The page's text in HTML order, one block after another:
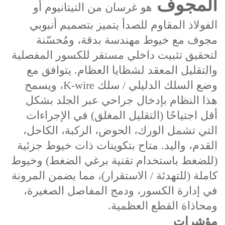
المجوف هو غرسان من التيتانيوم أو
الفولاذ المقاوم للصدأ يتميز بتصميم أنبوبي
مجوف مع خيوط مهندسة بدقة، ومُحسّنة
لتحقيق تثبيت داخلي مستقر للكسور المفصلية
والتقليل المعقد لشظايا العظام. يتوافق مع
وضع السلك الدليلي / سلك K-wire، ويسمح
هذا النظام بإدخال جراحي عبر الجلد بشكل
أقل اجتياحًا (التقليل المغلق) في الإجراءات
التي تشمل الورك، الحوض، الركبة، الكاحل،
القدم، واليد. متاح بتكوينات ذات خيوط جزئية
(للضغط باستخدام تقنية برغي الضغط) وخيوط
كاملة (للتهدئة / الاستقرار)، مما يضمن المرونة
في إدارة الكسور، ودمج المفاصل الصغيرة،
ومحاذاة القطع العظمية.
مؤشرات